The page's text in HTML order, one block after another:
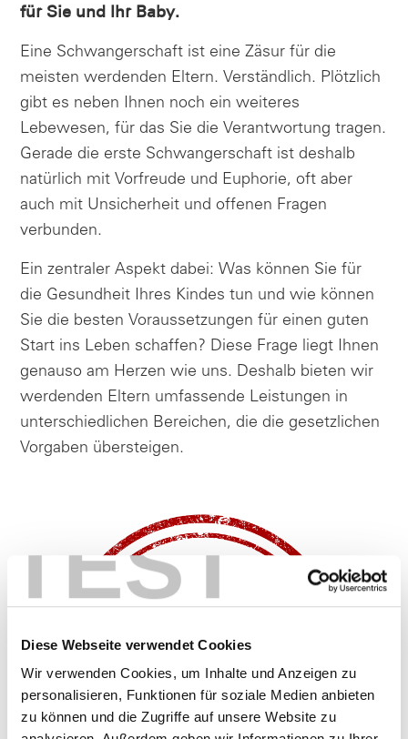
TEST
Diese Webseite verwendet Cookies
Wir verwenden Cookies, um Inhalte und Anzeigen zu
personalisieren, Funktionen für soziale Medien anbieten
zu können und die Zugriffe auf unsere Website zu
für Sie und Ihr Baby.
Eine Schwangerschaft ist eine Zäsur für die
meisten werdenden Eltern. Verständlich. Plötzlich
gibt es neben Ihnen noch ein weiteres
Lebewesen, für das Sie die Verantwortung tragen.
Gerade die erste Schwangerschaft ist deshalb
natürlich mit Vorfreude und Euphorie, oft aber
auch mit Unsicherheit und offenen Fragen
verbunden.
Ein zentraler Aspekt dabei: Was können Sie für
die Gesundheit Ihres Kindes tun und wie können
Sie die besten Voraussetzungen für einen guten
Start ins Leben schaffen? Diese Frage liegt Ihnen
genauso am Herzen wie uns. Deshalb bieten wir
werdenden Eltern umfassende Leistungen in
unterschiedlichen Bereichen, die die gesetzlichen
Vorgaben übersteigen.